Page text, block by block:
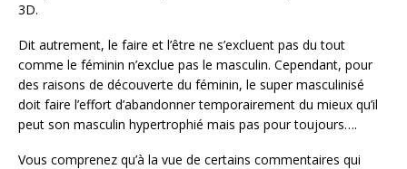
3D.
Dit autrement, le faire et l’être ne s’excluent pas du tout
comme le féminin n’exclue pas le masculin. Cependant, pour
des raisons de découverte du féminin, le super masculinisé
doit faire l’effort d’abandonner temporairement du mieux qu’il
peut son masculin hypertrophié mais pas pour toujours….
Vous comprenez qu’à la vue de certains commentaires qui